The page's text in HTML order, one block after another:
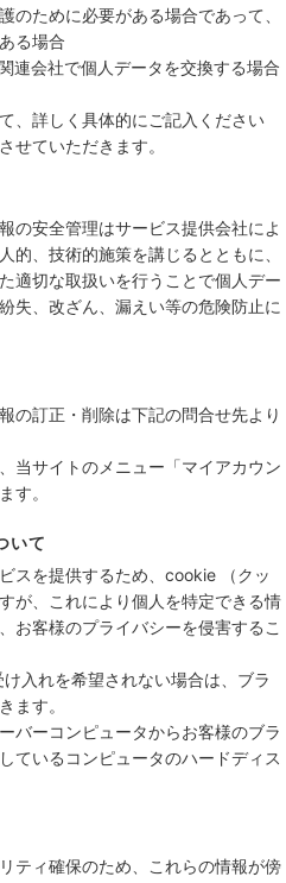
のために必要がある場合であって、
る場合
連会社で個人データを交換する場合
、詳しく具体的にご記入ください
せていただきます。
の安全管理はサービス提供会社によ
的、技術的施策を講じるとともに、
適切な取扱いを行うことで個人デー
失、改ざん、漏えい等の危険防止に
の訂正・削除は下記の問合せ先より
当サイトのメニュー「マイアカウン
す。
いて
スを提供するため、cookie （クッ
が、これにより個人を特定できる情
お客様のプライバシーを侵害するこ
入れを希望されない場合は、ブラ
ます。
バーコンピュータからお客様のブラ
ているコンピュータのハードディス
ティ確保のため、これらの情報が傍